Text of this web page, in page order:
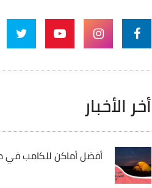
أخر الأخبار
أفضل أماكن للكامب في